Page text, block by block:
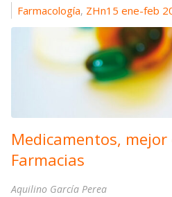
Farmacología, ZHn15 ene-feb
Medicamentos, mejor
Farmacias
Aquilino García Perea